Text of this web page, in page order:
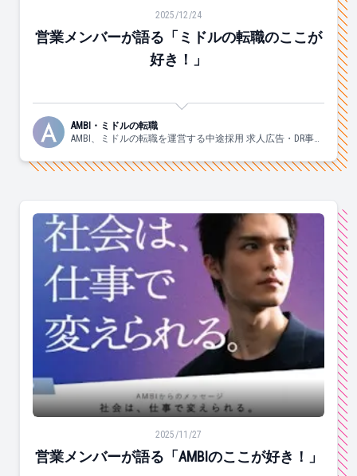
2025/12/24
営業メンバーが語る「ミドルの転職のここが
好き！」
AMBI・ミドルの転職
AMBI、ミドルの転職を運営する中途採用 求人広告・DR事業
2025/11/27
営業メンバーが語る「AMBIのここが好き！」